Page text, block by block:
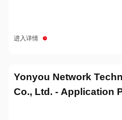
进入详情
Yonyou Network
Co., Ltd. - Application